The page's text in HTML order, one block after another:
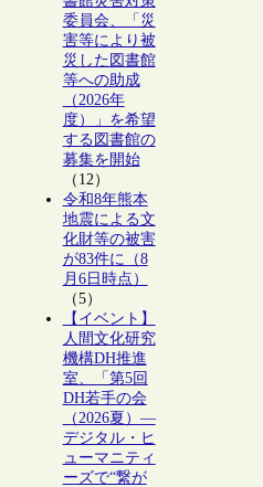
委員会、「災
害等により被
災した図書館
等への助成
（2026年
度）」を希望
する図書館の
募集を開始
（12）
令和8年熊本
地震による文
化財等の被害
が83件に（8
月6日時点）
（5）
【イベント】
人間文化研究
機構DH推進
室、「第5回
DH若手の会
（2026夏）―
デジタル・ヒ
ューマニティ
ーズで“繋が